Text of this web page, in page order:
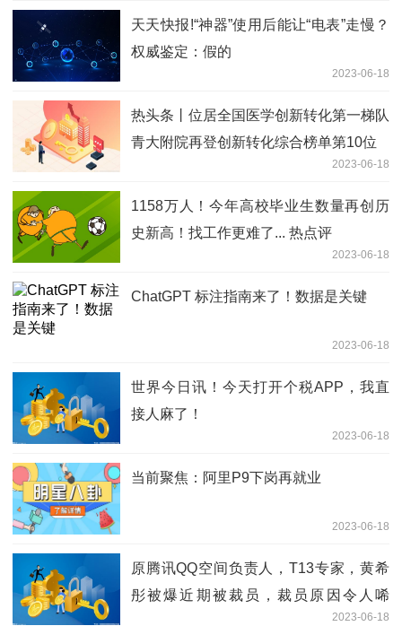
天天快报!“神器”使用后能让“电表”走慢？
权威鉴定：假的
2023-06-18
热头条丨位居全国医学创新转化第一梯队
青大附院再登创新转化综合榜单第10位
2023-06-18
1158万人！今年高校毕业生数量再创历
史新高！找工作更难了... 热点评
2023-06-18
ChatGPT 标注指南来了！数据是关键
2023-06-18
世界今日讯！今天打开个税APP，我直
接人麻了！
2023-06-18
当前聚焦：阿里P9下岗再就业
2023-06-18
原腾讯QQ空间负责人，T13专家，黄希
彤被爆近期被裁员，裁员原因令人唏
2023-06-18